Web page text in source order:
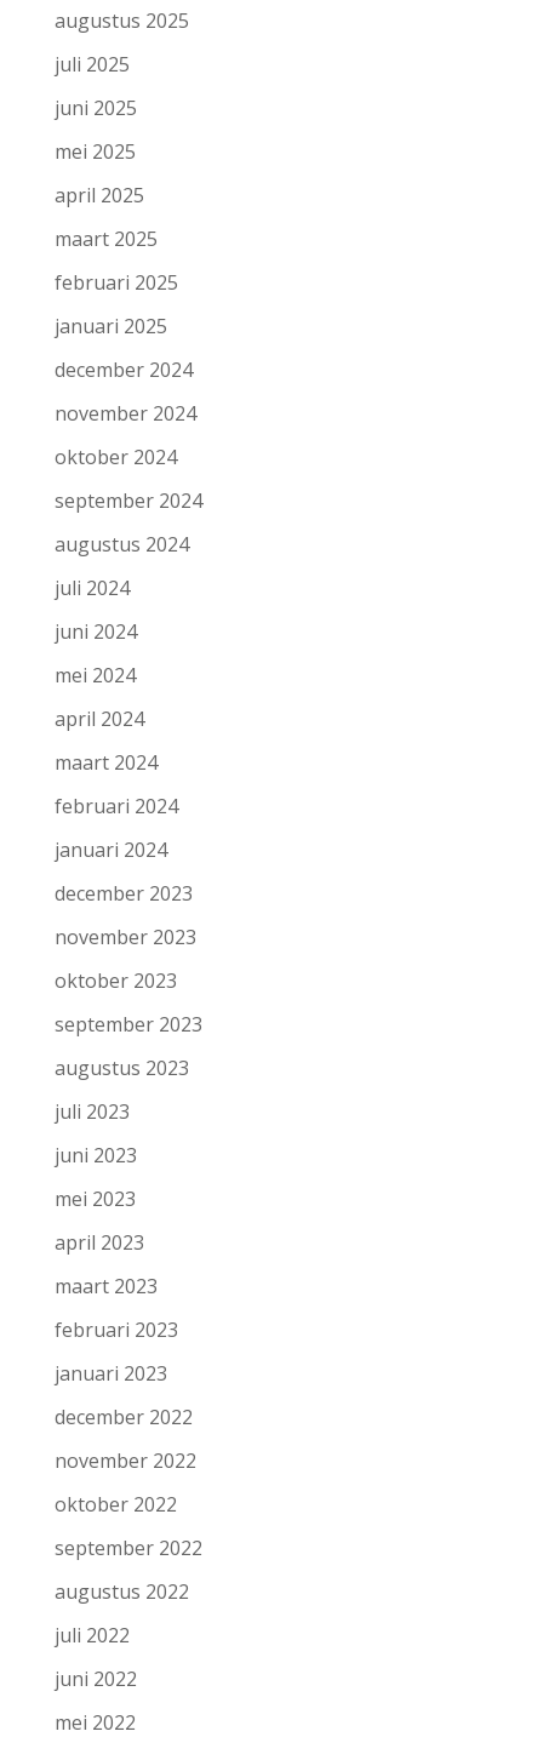
augustus 2025
juli 2025
juni 2025
mei 2025
april 2025
maart 2025
februari 2025
januari 2025
december 2024
november 2024
oktober 2024
september 2024
augustus 2024
juli 2024
juni 2024
mei 2024
april 2024
maart 2024
februari 2024
januari 2024
december 2023
november 2023
oktober 2023
september 2023
augustus 2023
juli 2023
juni 2023
mei 2023
april 2023
maart 2023
februari 2023
januari 2023
december 2022
november 2022
oktober 2022
september 2022
augustus 2022
juli 2022
juni 2022
mei 2022